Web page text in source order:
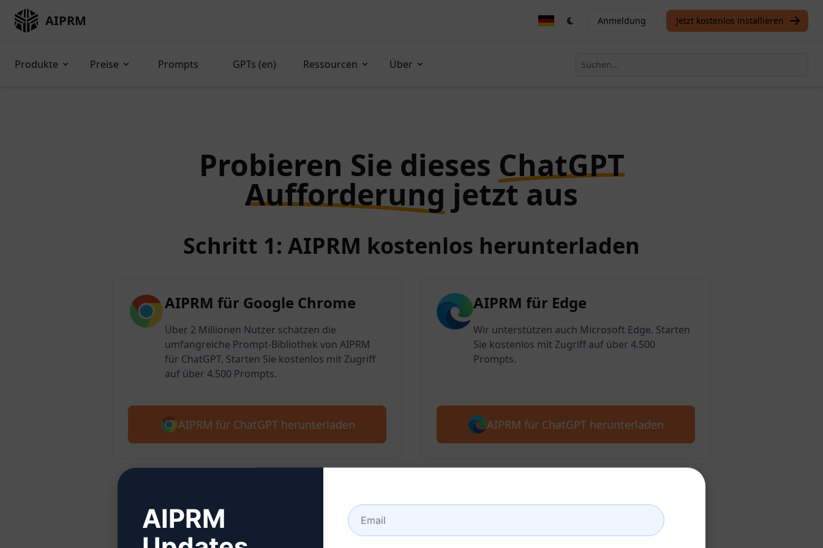
AIPRM Anmeldung Jetzt kostenlos installieren
Produkte Preise Prompts GPTs (en) Ressourcen Über
Probieren Sie dieses ChatGPT
Aufforderung jetzt aus
Schritt 1: AIPRM kostenlos herunterladen
AIPRM für Google Chrome
Über 2 Millionen Nutzer schätzen die
umfangreiche Prompt-Bibliothek von AIPRM
für ChatGPT. Starten Sie kostenlos mit Zugriff
auf über 4.500 Prompts.
AIPRM für ChatGPT herunterladen
AIPRM für Edge
Wir unterstützen auch Microsoft Edge. Starten
Sie kostenlos mit Zugriff auf über 4.500
Prompts.
AIPRM für ChatGPT herunterladen
Schritt 2: Erstellen Sie ein ChatGPT-Konto
AIPRM